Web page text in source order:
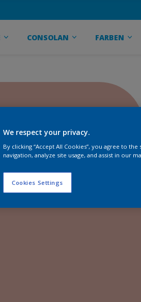
CONSOLAN FARBEN
We respect your privacy.
By clicking “Accept All Cookies”, you agree to
navigation, analyze site usage, and assist in our
Cookies Settings